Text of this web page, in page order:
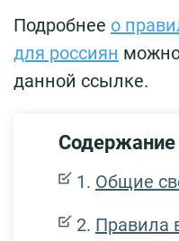
Подробнее о
для россиян
данной ссылке.
Содержание
Общие
Правила